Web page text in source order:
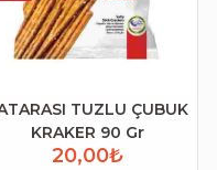
TUZLU ÇUBUK
KRAKER 90 Gr
20,00₺